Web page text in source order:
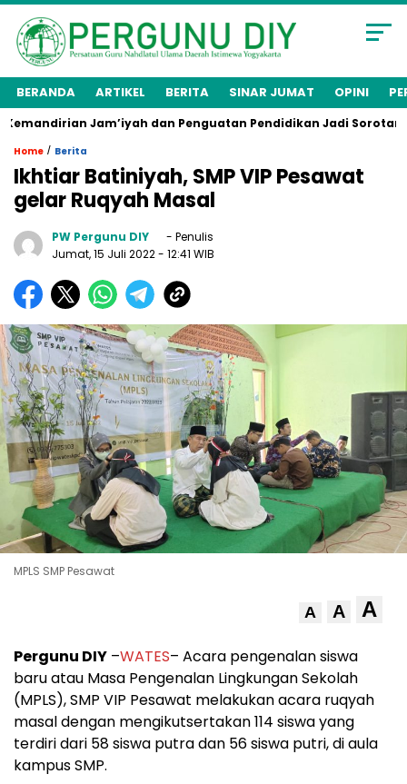
BERANDA ARTIKEL BERITA SINAR JUMAT OPINI
Jam’iyah dan Penguatan Pendidikan Jadi Sorotan
Home / Berita
Ikhtiar Batiniyah, SMP VIP Pesawat
gelar Ruqyah Masal
PW Pergunu DIY
- Penulis
Jumat, 15 Juli 2022- 12:41 WIB
MPLS SMP Pesawat
A A A
Pergunu DIY –WATES– Acara pengenalan siswa
baru atau Masa Pengenalan Lingkungan Sekolah
(MPLS), SMP VIP Pesawat melakukan acara ruqyah
masal dengan mengikutsertakan 114 siswa yang
terdiri dari 58 siswa putra dan 56 siswa putri, di aula
kampus SMP.